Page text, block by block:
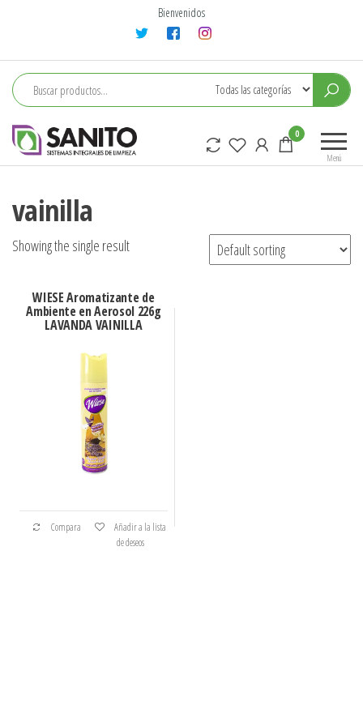
contenido
Bienvenidos
Menú
0
vainilla
Showing the single result
WIESE Aromatizante de
Ambiente en Aerosol 226g
LAVANDA VAINILLA
Compara
Añadir a la lista
de deseos